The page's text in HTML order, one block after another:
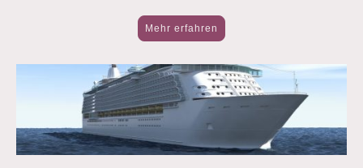
Mehr erfahren